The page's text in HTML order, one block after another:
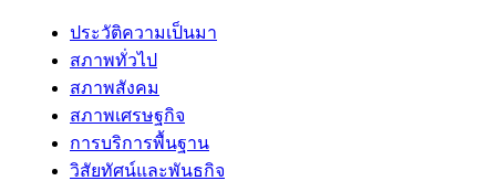
ประวัติความเป็นมา
สภาพทั่วไป
สภาพสังคม
สภาพเศรษฐกิจ
การบริการพื้นฐาน
วิสัยทัศน์และพันธกิจ